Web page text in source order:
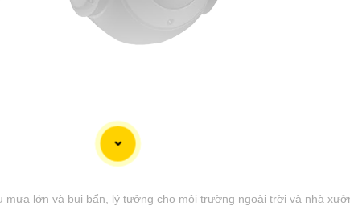
lớn và bụi bẩn, lý tưởng cho môi trường ngoài trời và nhà